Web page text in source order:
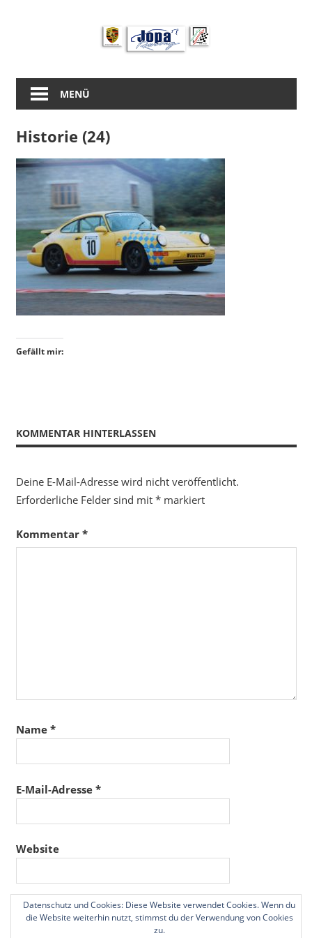
MENÜ
Historie (24)
Gefällt mir:
KOMMENTAR HINTERLASSEN
Deine E-Mail-Adresse wird nicht veröffentlicht.
Erforderliche Felder sind mit *markiert
Kommentar *
Name *
E-Mail-Adresse *
Website
Name, E-Mail-Adresse und Website in diesem
Browser für meinen nächsten Kommentar speichern.
Datenschutz und Cookies: Diese Website verwendet Cookies. Wenn du
die Website weiterhin nutzt, stimmst du der Verwendung von Cookies
zu.